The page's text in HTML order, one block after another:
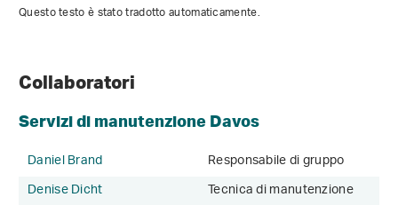
Questo testo è stato tradotto automaticamente.
Collaboratori
Servizi di manutenzione Davos
Daniel Brand
Responsabile di gruppo
Denise Dicht
Tecnica di manutenzione